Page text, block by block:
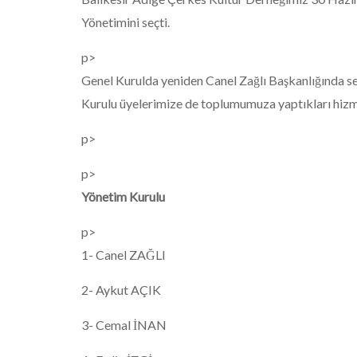
Yönetimini seçti.
p>
Genel Kurulda yeniden Canel Zağlı
Kurulu üyelerimize de toplumumuza yaptıkları
p>
p>
Yönetim Kurulu
p>
1- Canel ZAĞLI
2- Aykut AÇIK
3- Cemal İNAN